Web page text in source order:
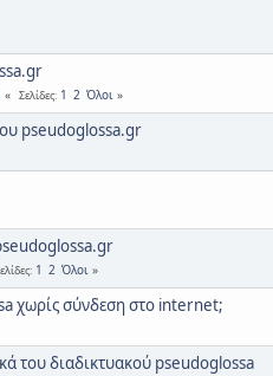
Σελίδες 1 2 Όλοι
pseudoglossa.gr
1 2 Όλοι
χωρίς σύνδεση στο internet;
του διαδικτυακού pseudoglossa